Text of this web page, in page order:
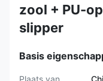
zool + PU-
slipper
Basis
Plaats van